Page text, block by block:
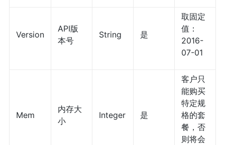
Version
API版
本号
String 是
取固定
值：
2016-
07-01
Mem
内存大
小
Integer 是
客户只
能购买
特定规
格的套
餐，否
则将会